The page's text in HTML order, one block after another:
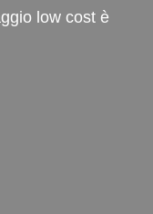
low cost è